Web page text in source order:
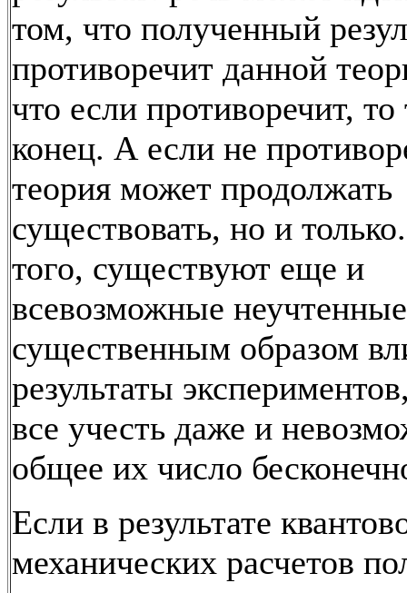
том, что полученный
противоречит данной
что если противоречит, то
конец. А если не
теория может продолжать
существовать, но и
того, существуют еще и
всевозможные
существенным образом
результаты
все учесть даже и
общее их число
Если в результате
механических расчетов